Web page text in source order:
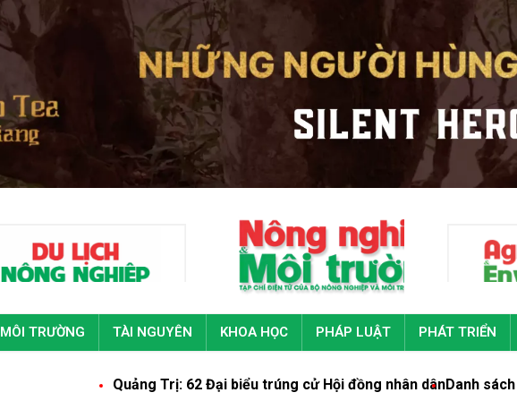
MÔI TRƯỜNG TÀI NGUYÊN KHOA HỌC PHÁP LUẬT PHÁT TRIỂN
Quảng Trị: 62 Đại biểu trúng cử Hội đồng nhân dânDanh sách 58 người